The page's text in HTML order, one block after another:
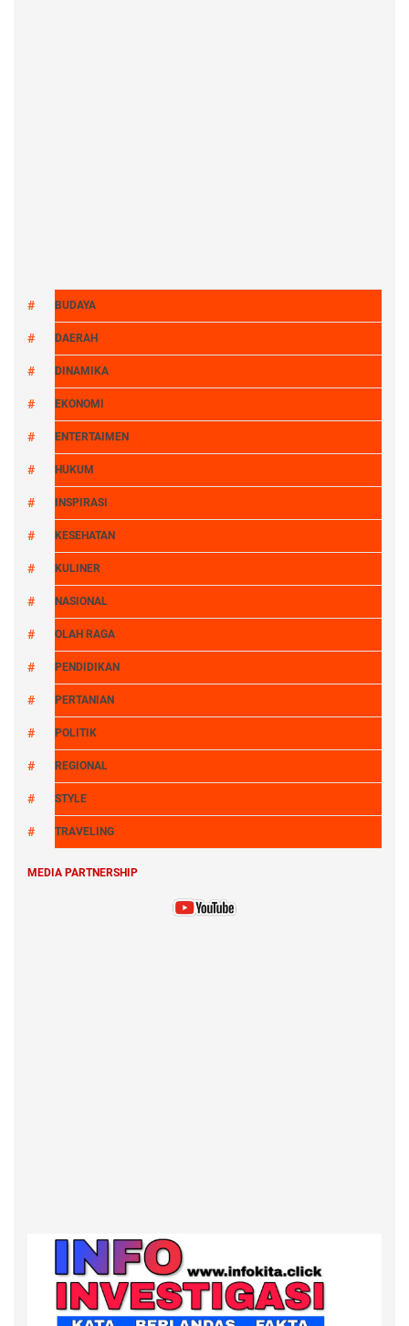
BUDAYA
DAERAH
DINAMIKA
EKONOMI
ENTERTAIMEN
HUKUM
INSPIRASI
KESEHATAN
KULINER
NASIONAL
OLAH RAGA
PENDIDIKAN
PERTANIAN
POLITIK
REGIONAL
STYLE
TRAVELING
MEDIA PARTNERSHIP